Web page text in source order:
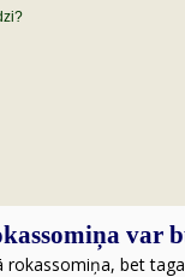
var
bet